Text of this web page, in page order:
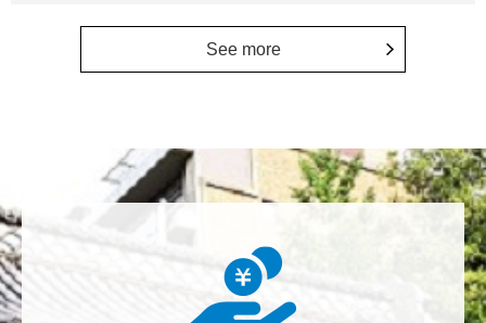
まる中、専門的知見を分かりやすく伝え国民の理解向
上に貢献することこそ東大経済の社会的責務だと感
増田 尚久
ます。 <東京大学附属図書館支援プロジェクト>
See more